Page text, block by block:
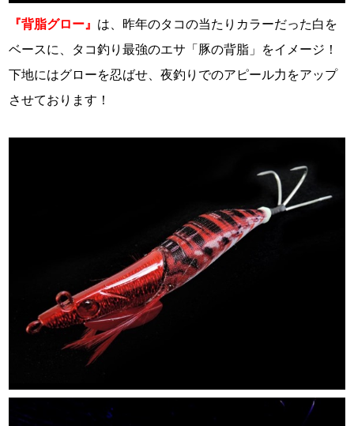
『背脂グロー』 は、昨年のタコの当たりカラーだった白を
ベースに、タコ釣り最強のエサ「豚の背脂」をイメージ！
下地にはグローを忍ばせ、夜釣りでのアピール力をアップ
させております！